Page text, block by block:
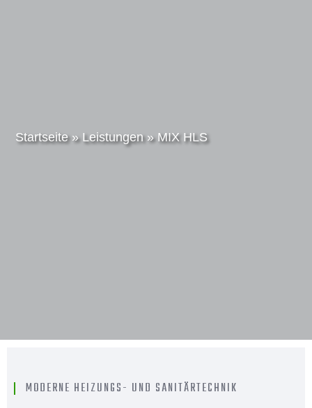
Startseite» Leistungen» MIX HLS
MODERNE HEIZUNGS- UND SANITÄRTECHNIK